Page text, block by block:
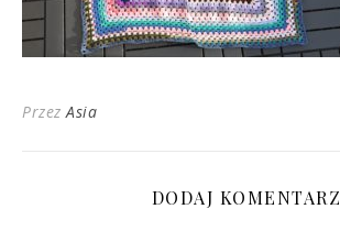
PrzezAsia
DODAJ KOMENTARZ